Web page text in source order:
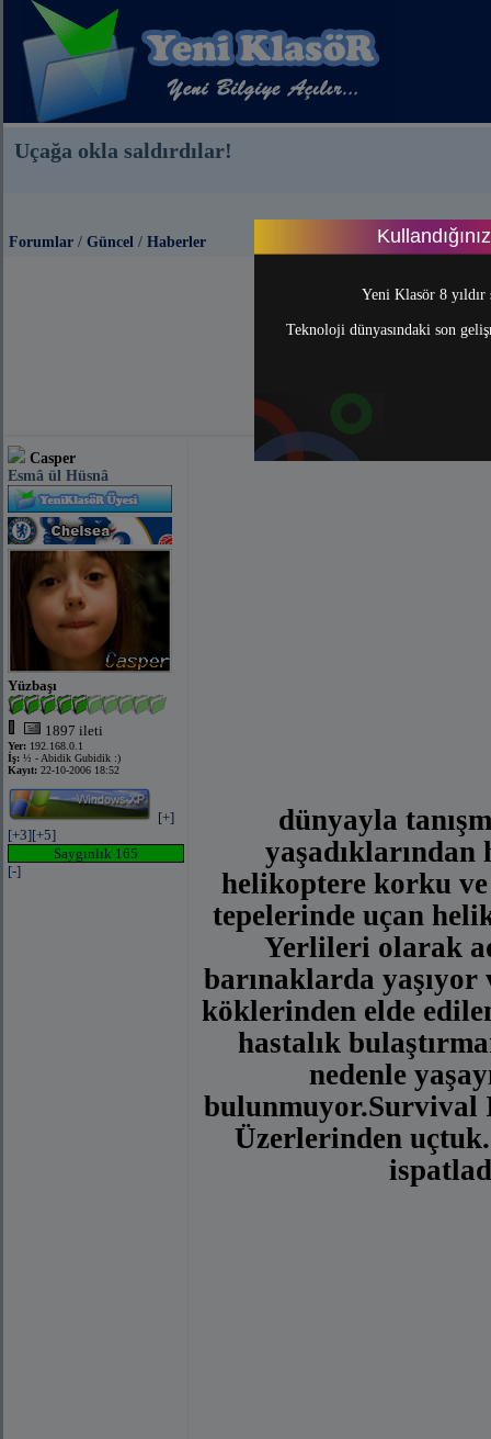
Yeni Klasör 8
Teknoloji dünyasındaki son
Uçağa okla saldırdılar!
Forumlar / Güncel / Haberler
Casper
Esmâ ül Hüsnâ
Yüzbaşı
1897 ileti
Yer: 192.168.0.1
İş: ½ - Abidik Gubidik :)
Kayıt: 22-10-2006 18:52
[+]
[+3][+5]
Saygınlık 165
[-]
dünyayla
helikoptere korku ve
tepelerinde uçan
Yerlileri olarak
barınaklarda yaşıyor
köklerinden elde
hastalık
nedenle
bulunmuyor.Survival
Üzerlerinden